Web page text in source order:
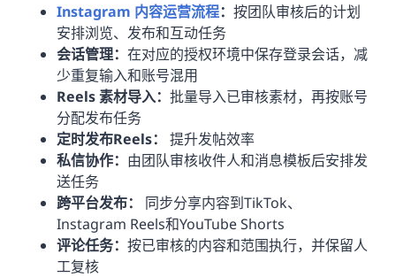
Instagram 内容运营流程： 按团队审核后的计划
安排浏览、发布和互动任务
会话管理： 在对应的授权环境中保存登录会话，减
少重复输入和账号混用
Reels 素材导入： 批量导入已审核素材，再按账号
分配发布任务
定时发布Reels：
提升发帖效率
私信协作： 由团队审核收件人和消息模板后安排发
送任务
跨平台发布：
同步分享内容到TikTok、
Instagram Reels和YouTube Shorts
评论任务： 按已审核的内容和范围执行，并保留人
工复核